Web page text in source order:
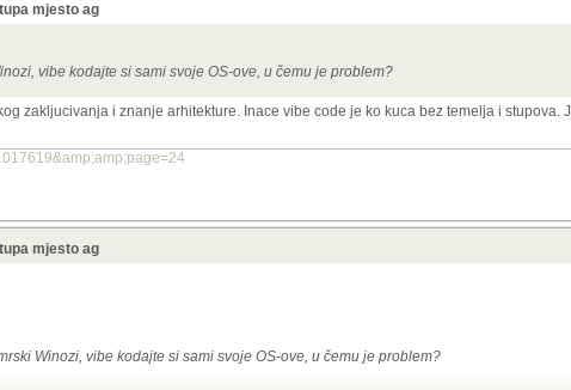
mjesto ag
vibe kodajte si sami svoje OS-ove, u čemu je problem?
zakljucivanja i znanje arhitekture. Inace vibe code je ko kuca bez temelja i stupova.
mjesto ag
Winozi, vibe kodajte si sami svoje OS-ove, u čemu je problem?